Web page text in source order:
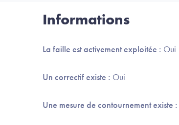
Informations
La faille est activement exploitée : Oui
Un correctif existe : Oui
Une mesure de contournement existe :